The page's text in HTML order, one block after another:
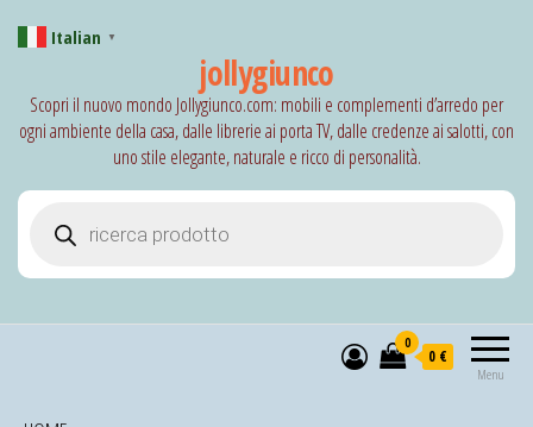
jollygiunco
Scopri il nuovo mondo Jollygiunco.com: mobili e complementi d’arredo per
ogni ambiente della casa, dalle librerie ai porta TV, dalle credenze ai salotti, con
uno stile elegante, naturale e ricco di personalità.
Menu
0
0 €
Italian ▼